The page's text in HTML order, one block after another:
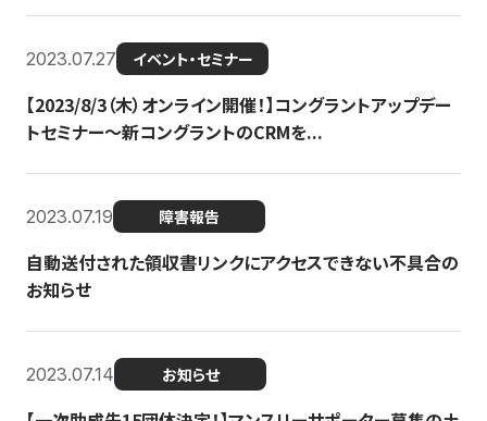
2023.07.27 イベント・セミナー
【2023/8/3（木）オンライン開催！】コングラントアップデー
トセミナー〜新コングラントのCRMを...
2023.07.19 障害報告
自動送付された領収書リンクにアクセスできない不具合の
お知らせ
2023.07.14 お知らせ